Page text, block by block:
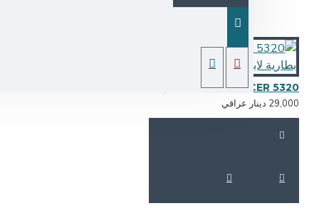
دينار عراقي